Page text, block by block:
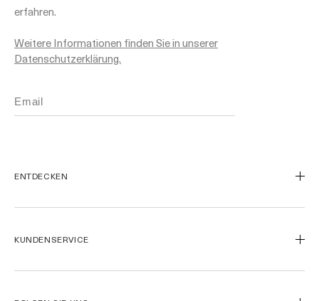
erfahren.
Weitere Informationen finden Sie in unserer
Datenschutzerklärung.
ENTDECKEN
Unsere Inhaltsstoffe
Meine Bestellung verfolgen
KUNDENSERVICE